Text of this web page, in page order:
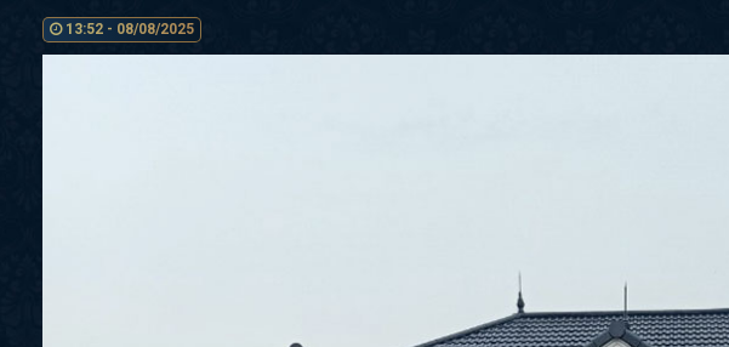
13:52 - 08/08/2025